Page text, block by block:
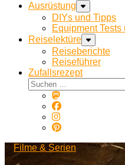
Ausrüstung
DIYs und Tipps
Equipment
Reiselektüre
Reiseberichte
Reiseführer
Zufallsrezept
Suchen
nach:
Filme & Serien